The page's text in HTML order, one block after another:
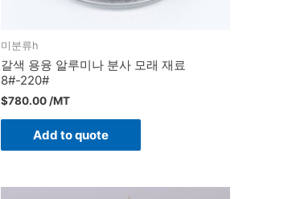
미분류h
갈색 용융 알루미나 분사 모래 재료
8#-220#
$780.00 /MT
Add to quote